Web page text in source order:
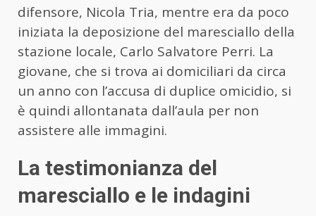
difensore, Nicola Tria, mentre era da poco
iniziata la deposizione del maresciallo della
stazione locale, Carlo Salvatore Perri. La
giovane, che si trova ai domiciliari da circa
un anno con l’accusa di duplice omicidio, si
è quindi allontanata dall’aula per non
assistere alle immagini.
La testimonianza del
maresciallo e le indagini